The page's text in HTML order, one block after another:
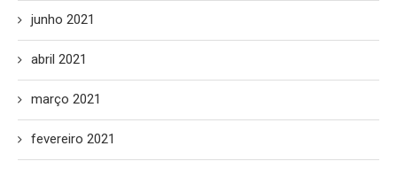
junho 2021
abril 2021
março 2021
fevereiro 2021